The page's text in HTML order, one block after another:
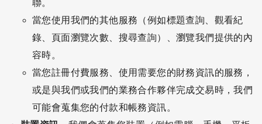
聯。
當您使用我們的其他服務（例如標題查詢、觀看紀
錄、頁面瀏覽次數、搜尋查詢）、瀏覽我們提供的內
容時。
當您註冊付費服務、使用需要您的財務資訊的服務，
或是與我們或我們的業務合作夥伴完成交易時，我們
可能會蒐集您的付款和帳務資訊。